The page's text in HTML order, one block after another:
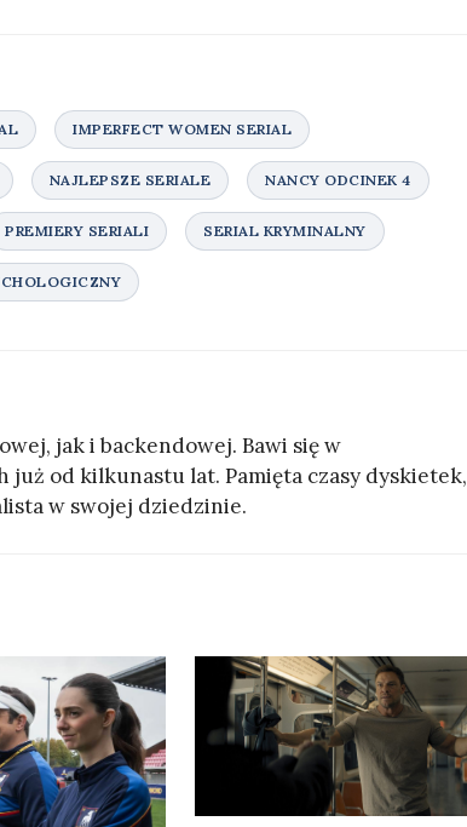
jak i backendowej. Bawi się w
już od kilkunastu lat. Pamięta czasy dyskietek,
w swojej dziedzinie.